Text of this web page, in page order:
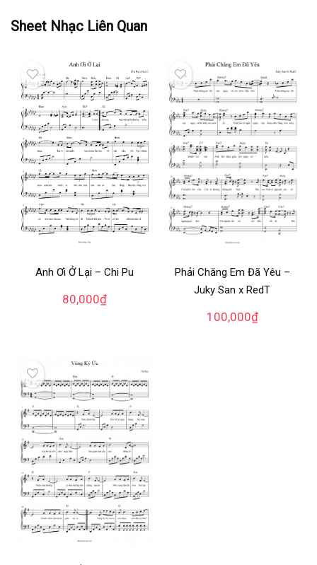
Sheet Nhạc Liên Quan
Anh Ơi Ở Lại – Chi Pu
80,000₫
Phải Chăng Em Đã Yêu –
Juky San x RedT
100,000₫